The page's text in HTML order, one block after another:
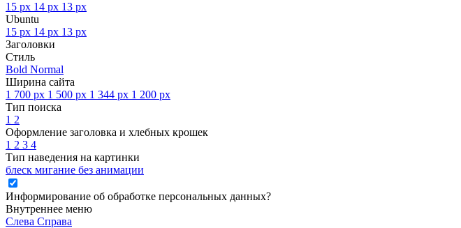
15 px 14 px 13 px
Ubuntu
15 px 14 px 13 px
Заголовки
Стиль
Bold Normal
Ширина сайта
1 700 px 1 500 px 1 344 px 1 200 px
Тип поиска
1 2
Оформление заголовка и хлебных крошек
1 2 3 4
Тип наведения на картинки
блеск мигание без анимации
Информирование об обработке персональных данных?
Внутреннее меню
Слева Справа